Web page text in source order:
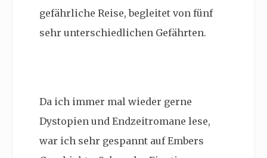
gefährliche Reise, begleitet von fünf
sehr unterschiedlichen Gefährten.
Da ich immer mal wieder gerne
Dystopien und Endzeitromane lese,
war ich sehr gespannt auf Embers